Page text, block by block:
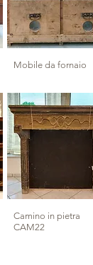
Mobile da fornaio
Camino in pietra
CAM22